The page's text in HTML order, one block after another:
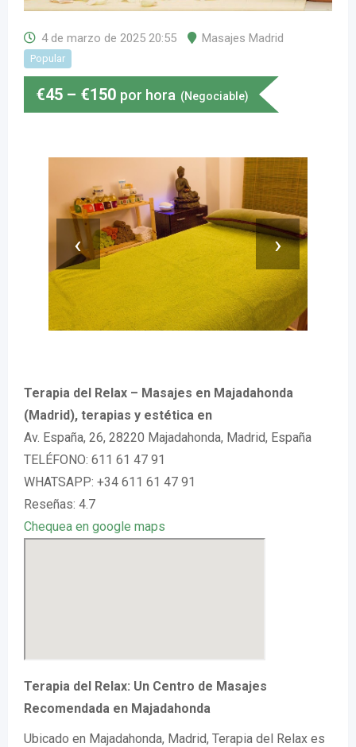
4 de marzo de 2025 20:55 Masajes Madrid
Popular
€45 – €150 por hora (Negociable)
‹ ›
Terapia del Relax – Masajes en Majadahonda
(Madrid), terapias y estética en
Av. España, 26, 28220 Majadahonda, Madrid, España
TELÉFONO: 611 61 47 91
WHATSAPP: +34 611 61 47 91
Reseñas: 4.7
Chequea en google maps
Terapia del Relax: Un Centro de Masajes
Recomendada en Majadahonda
Ubicado en Majadahonda, Madrid, Terapia del Relax es